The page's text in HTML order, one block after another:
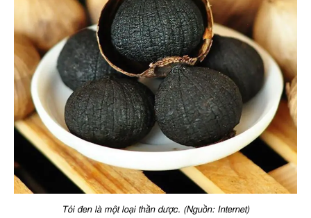
Tỏi đen là một loại thần dược. (Nguồn: Internet)